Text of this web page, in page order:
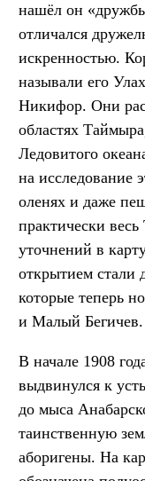
нашёл он
отличался
искренностью.
называли его
Никифор. Они
областях
Ледовитого
на исследование
оленях и даже
практически
уточнений в
открытием стали
которые теперь
и Малый Бегичев.
В начале 1908
выдвинулся к
до мыса
таинственную
аборигены. На